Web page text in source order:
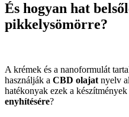
És hogyan hat
pikkelysömörre?
A krémek és a nanoformulát
használják a CBD olajat nyelv
hatékonyak ezek a készítmények
enyhítésére?